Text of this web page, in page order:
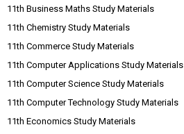
11th Business Maths Study Materials
11th Chemistry Study Materials
11th Commerce Study Materials
11th Computer Applications Study Materials
11th Computer Science Study Materials
11th Computer Technology Study Materials
11th Economics Study Materials